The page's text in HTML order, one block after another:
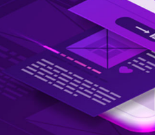
لینک
آموزشی
خرید سایت فروشگاهی
خرید سایت شرکتی
خرید سایت b2b بی تو بی
خرید سایت آموزشی
خرید سایت شخصی